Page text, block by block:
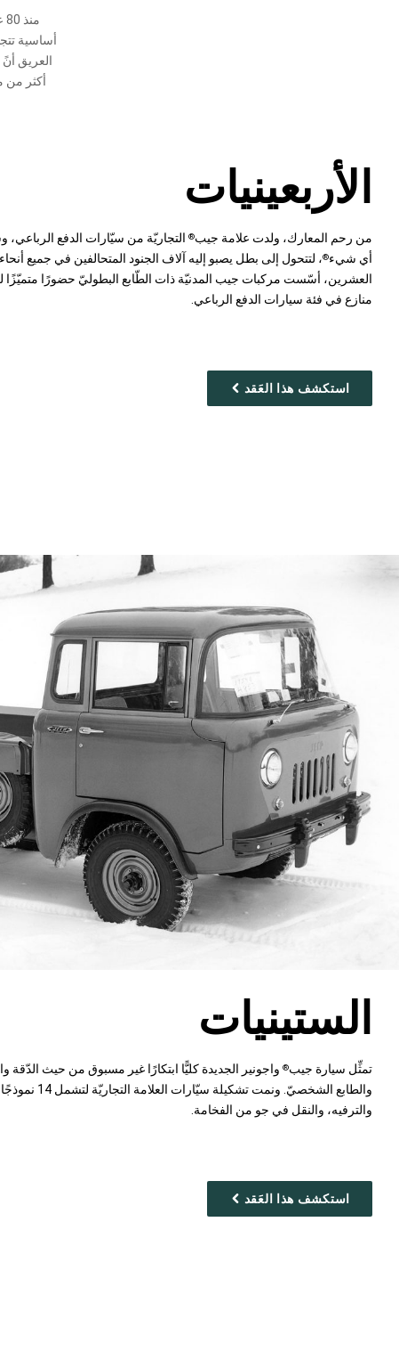
منذ 80 عامًا، وعلامة جيب
أساسية
العريق
أكثر من
الأربعينيات
من رحم المعارك، ولدت علامة جيب® التجاريّة من سيّارات الدفع
أي شيء®، لتتحول إلى بطل يصبو إليه آلاف الجنود المتحالفين في جميع
العشرين، أسّست مركبات جيب المدنيّة ذات الطّابع البطوليّ حضورًا متميّزًا
منازع في فئة سيارات الدفع الرباعي.
استكشف هذا العَقد
الستينيات
تمثِّل سيارة جيب® واجونير الجديدة كليًّا ابتكارًا غير مسبوق من حيث الدّقة
والطابع الشخصيّ.
والترفيه، والنقل في جو من الفخامة.
استكشف هذا العَقد